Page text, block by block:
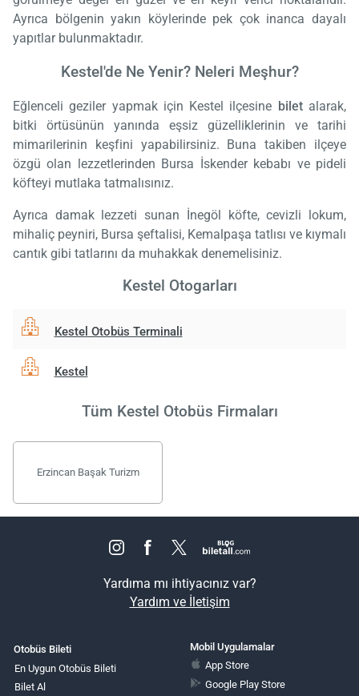
Ayrıca bölgenin yakın köylerinde pek çok inanca dayalı
yapıtlar bulunmaktadır.
Kestel'de Ne Yenir? Neleri Meşhur?
Eğlenceli geziler yapmak için Kestel ilçesine biletalarak,
bitki örtüsünün yanında eşsiz güzelliklerinin ve tarihi
mimarilerinin keşfini yapabilirsiniz. Buna takiben ilçeye
özgü olan lezzetlerinden Bursa İskender kebabı ve pideli
köfteyi mutlaka tatmalısınız.
Ayrıca damak lezzeti sunan İnegöl köfte, cevizli lokum,
mihaliç peyniri, Bursa şeftalisi, Kemalpaşa tatlısı ve kıymalı
cantık gibi tatlarını da muhakkak denemelisiniz.
Kestel Otogarları
Kestel Otobüs Terminali
Kestel
Tüm Kestel Otobüs Firmaları
Erzincan Başak Turizm
Yardıma mı ihtiyacınız var?
Yardım ve İletişim
Otobüs Bileti
En Uygun Otobüs Bileti
Bilet Al
Mobil Uygulamalar
App Store
Google Play Store